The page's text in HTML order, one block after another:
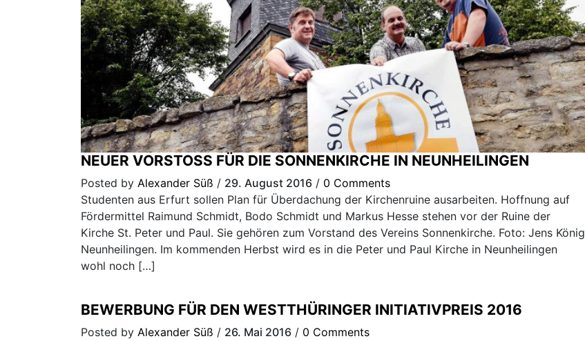
NEUER VORSTOSS FÜR DIE SONNENKIRCHE IN NEUNHEILINGEN
Posted by Alexander Süß / 29. August 2016 / 0 Comments
Studenten aus Erfurt sollen Plan für Überdachung der Kirchenruine ausarbeiten. Hoffnung auf
Fördermittel Raimund Schmidt, Bodo Schmidt und Markus Hesse stehen vor der Ruine der
Kirche St. Peter und Paul. Sie gehören zum Vorstand des Vereins Sonnenkirche. Foto: Jens König
Neunheilingen. Im kommenden Herbst wird es in die Peter und Paul Kirche in Neunheilingen
wohl noch […]
BEWERBUNG FÜR DEN WESTTHÜRINGER INITIATIVPREIS 2016
Posted by Alexander Süß / 26. Mai 2016 / 0 Comments